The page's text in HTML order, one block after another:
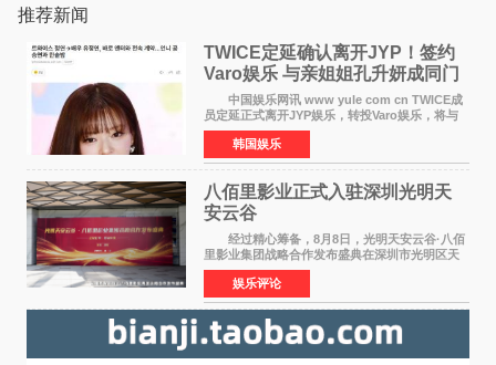
推荐新闻
TWICE定延确认离开JYP！签约
Varo娱乐 与亲姐姐孔升妍成同门
中国娱乐网讯 www yule com cn TWICE成
员定延正式离开JYP娱乐，转投Varo娱乐，将与
亲姐姐孔升妍成为同门。 Varo娱乐于10日通
过官方SNS宣布："能与拥有多彩魅力和无限潜力
的俞定延结下珍贵
韩国娱乐
八佰里影业正式入驻深圳光明天
安云谷
经过精心筹备，8月8日，光明天安云谷·八佰
里影业集团战略合作发布盛典在深圳市光明区天
安云谷盛大举行，来自DataEye剧查查创始人
&CEO 深圳市微短剧产业协会会长汪祥斌先生、
光明区文化广电旅
娱乐评论